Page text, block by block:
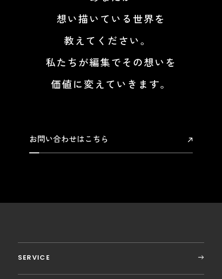
想い描いている世界を
教えてください。
私たちが編集でその想いを
価値に変えていきます。
お問い合わせはこちら
SERVICE